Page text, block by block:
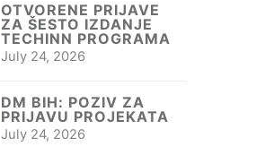
OTVORENE PRIJAVE
ZA ŠESTO IZDANJE
TECHINN PROGRAMA
July 24, 2026
DM BIH: POZIV ZA
PRIJAVU PROJEKATA
July 24, 2026